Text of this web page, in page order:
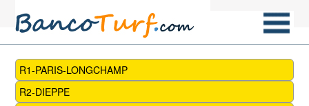
R1-PARIS-LONGCHAMP
R2-DIEPPE